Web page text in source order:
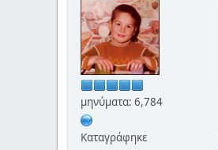
μηνύματα: 6,784
Καταγράφηκε